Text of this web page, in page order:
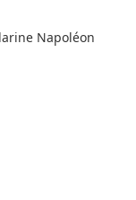
Napoléon